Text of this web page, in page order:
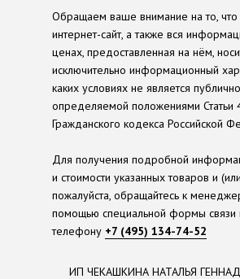
Обращаем ваше внимание на то,
интернет-сайт, а также вся
ценах, предоставленная на нём,
исключительно информационный
каких условиях не является
определяемой положениями Статьи
Гражданского кодекса Российской
Для получения подробной
и стоимости указанных товаров и
пожалуйста, обращайтесь к
помощью специальной формы связи
телефону +7 (495) 134-74-52
ИП ЧЕКАШКИНА НАТАЛЬЯ